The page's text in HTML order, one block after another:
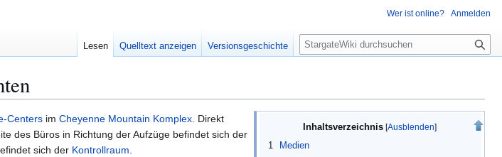
Inhaltsverzeichnis
1
Medien
Centers im Cheyenne Mountain Komplex. Direkt
des Büros in Richtung der Aufzüge befindet sich der
sich der Kontrollraum.
Wer ist online? Anmelden
Lesen Quelltext anzeigen Versionsgeschichte
S
u
e